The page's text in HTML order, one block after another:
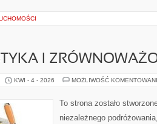
I
KWI - 4 - 2026 MOŻLIWOŚĆ
To strona zostało
niezależnego